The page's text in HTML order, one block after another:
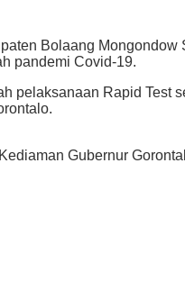
Bolaang Mongondow
pandemi Covid-19.
pelaksanaan Rapid
Gubernur